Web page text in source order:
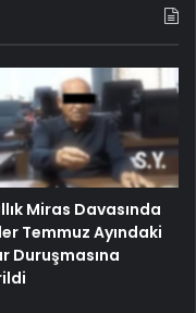
Miras Davasında
Temmuz Ayındaki
Duruşmasına